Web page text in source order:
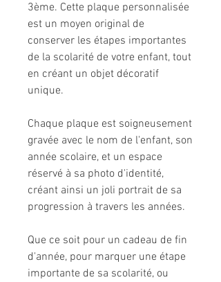
3ème. Cette plaque personnalisée
est un moyen original de
conserver les étapes importantes
de la scolarité de votre enfant, tout
en créant un objet décoratif
unique.
Chaque plaque est soigneusement
gravée avec le nom de l'enfant, son
année scolaire, et un espace
réservé à sa photo d'identité,
créant ainsi un joli portrait de sa
progression à travers les années.
Que ce soit pour un cadeau de fin
d'année, pour marquer une étape
importante de sa scolarité, ou